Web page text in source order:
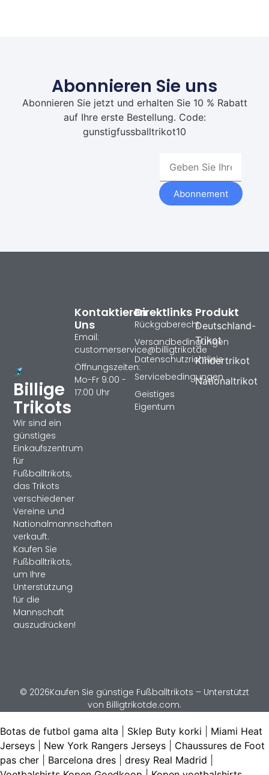
Abonnieren Sie uns
Abonnieren Sie jetzt und erhalten Sie 10 % Rabatt
auf Ihre erste Bestellung. Code:
gunstigfussballtrikot10
Abonnement
Billige
Trikots
Wir sind ein
günstiges
Einkaufszentrum
für
Fußballtrikots,
das Trikots
verschiedener
Vereine und
Nationalmannschaften
verkauft.
Kaufen Sie
Fußballtrikots,
um Ihre
Unterstützung
für die
Mannschaft
auszudrücken!
Produkt
Deutschland-
Trikot
Kindertrikot
Nationaltrikot
Direktlinks
Rückgaberecht
Versandbedingungen
Datenschutzrichtlinie
Servicebedingungen
Geistiges
Eigentum
Kontaktieren
Uns
Email:
customerservice@billigtrikotde
Öffnungszeiten:
Mo-Fr 9:00 -
17:00 Uhr
© 2026Kaufen Sie günstige Fußballtrikots – Unterstützt
von Billigtrikotde.com.
Botas de futbol gama alta Sklep Buty korki
Miami Heat
Jerseys
New York Rangers Jerseys
Chaussures de Foot
pas cher
Barcelona dres dresy Real Madrid